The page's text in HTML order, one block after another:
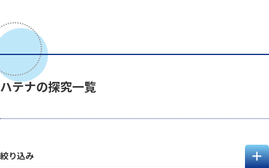
ハテナの探究一覧
絞り込み